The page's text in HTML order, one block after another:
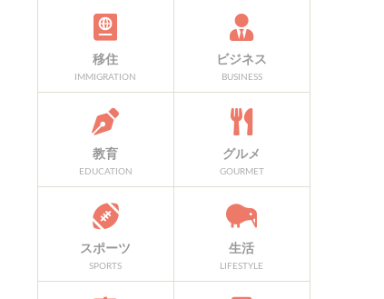
移住
IMMIGRATION
ビジネス
BUSINESS
教育
EDUCATION
グルメ
GOURMET
スポーツ
SPORTS
生活
LIFESTYLE